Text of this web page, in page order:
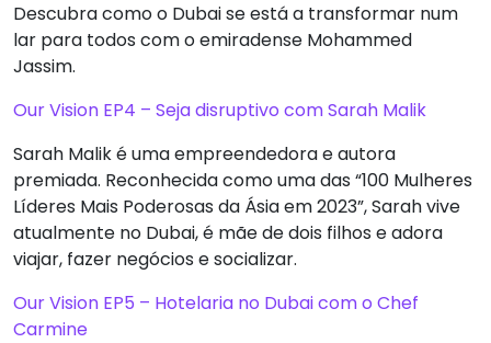
Descubra como o Dubai se está a transformar num
lar para todos com o emiradense Mohammed
Jassim.
Our Vision EP4 – Seja disruptivo com Sarah Malik
Sarah Malik é uma empreendedora e autora
premiada. Reconhecida como uma das “100 Mulheres
Líderes Mais Poderosas da Ásia em 2023”, Sarah vive
atualmente no Dubai, é mãe de dois filhos e adora
viajar, fazer negócios e socializar.
Our Vision EP5 – Hotelaria no Dubai com o Chef
Carmine